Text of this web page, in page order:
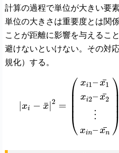
計算の過程で単位が大きい要
単位の大きさは重要度とは関
ことが距離に影響を与えるこ
避けないといけない。その対
規化）する。
|xi − x
¯|2 =
⎛
⎝
⎜
⎜⎜
⎜
xi1–x1
¯
xi2–x2
¯
⋮
xin–xn
¯
⎞
⎠
⎟⎟⎟
⎟